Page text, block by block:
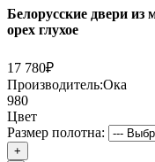
Белорусские двери
орех глухое
17 780₽
Производитель:Ока
980
Цвет
Размер полотна:
+